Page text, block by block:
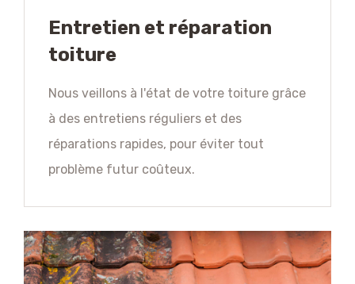
Entretien et réparation
toiture
Nous veillons à l'état de votre toiture grâce
à des entretiens réguliers et des
réparations rapides, pour éviter tout
problème futur coûteux.